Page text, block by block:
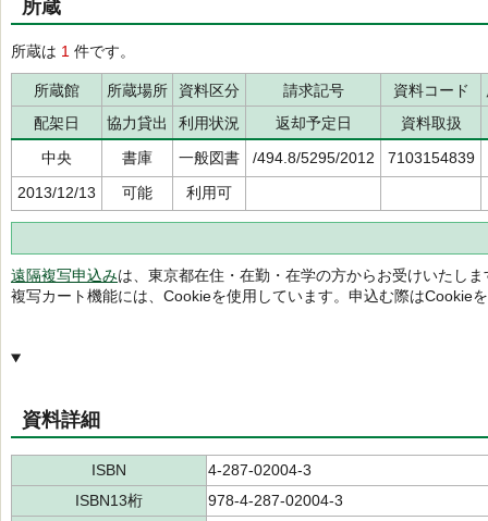
所蔵
所蔵は 1 件です。
所蔵館 所蔵場所 資料区分 請求記号 資料コード
配架日
協力貸出 利用状況 返却予定日
資料取扱
中央
書庫 一般図書 /494.8/5295/2012
7103154839
2013/12/13
可能 利用可
遠隔複写申込みは、東京都在住・在勤・在学の方からお受けいたしま
複写カート機能には、Cookieを使用しています。申込む際はCookie
資料詳細
ISBN
4-287-02004-3
ISBN13桁
978-4-287-02004-3